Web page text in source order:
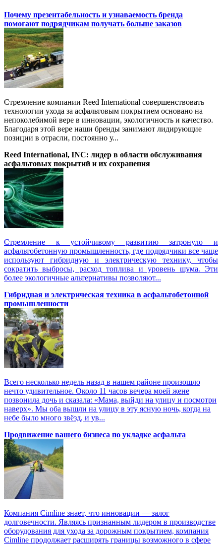
Почему презентабельность и узнаваемость бренда
помогают подрядчикам получать больше заказов
Стремление компании Reed International совершенствовать
технологии ухода за асфальтовым покрытием основано на
непоколебимой вере в инновации, экологичность и качество.
Благодаря этой вере наши бренды занимают лидирующие
позиции в отрасли, постоянно у...
Reed International, INC: лидер в области обслуживания
асфальтовых покрытий и их сохранения
Стремление к устойчивому развитию затронуло и
асфальтобетонную промышленность, где подрядчики все чаще
используют гибридную и электрическую технику, чтобы
сократить выбросы, расход топлива и уровень шума. Эти
более экологичные альтернативы позволяют...
Гибридная и электрическая техника в асфальтобетонной
промышленности
Всего несколько недель назад в нашем районе произошло
нечто удивительное. Около 11 часов вечера моей жене
позвонила дочь и сказала: «Мама, выйди на улицу и посмотри
наверх». Мы оба вышли на улицу в эту ясную ночь, когда на
небе было много звёзд, и ув...
Продвижение вашего бизнеса по укладке асфальта
Компания Cimline знает, что инновации — залог
долговечности. Являясь признанным лидером в производстве
оборудования для ухода за дорожным покрытием, компания
Cimline продолжает расширять границы возможного в сфере